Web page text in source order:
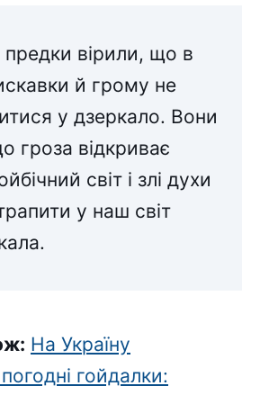
вірили, що в
й грому не
у дзеркало. Вони
гроза відкриває
світ і злі духи
у наш світ
На Україну
гойдалки: